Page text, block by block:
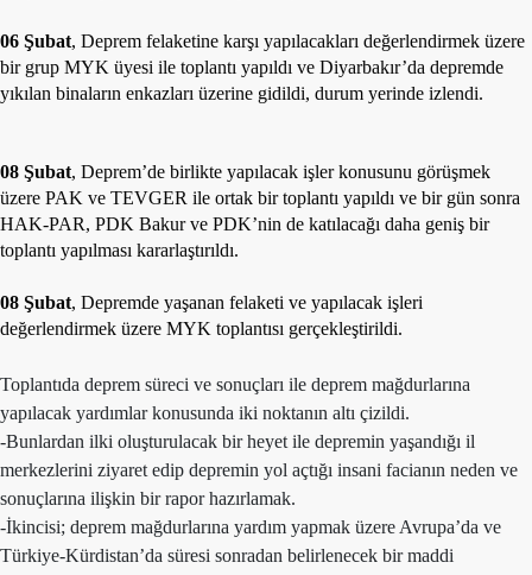
06 Şubat, Deprem felaketine karşı yapılacakları değerlendirmek üzere
bir grup MYK üyesi ile toplantı yapıldı ve Diyarbakır’da depremde
yıkılan binaların enkazları üzerine gidildi, durum yerinde izlendi.
08 Şubat, Deprem’de birlikte yapılacak işler konusunu görüşmek
üzere PAK ve TEVGER ile ortak bir toplantı yapıldı ve bir gün sonra
HAK-PAR, PDK Bakur ve PDK’nin de katılacağı daha geniş bir
toplantı yapılması kararlaştırıldı.
08 Şubat, Depremde yaşanan felaketi ve yapılacak işleri
değerlendirmek üzere MYK toplantısı gerçekleştirildi.
Toplantıda deprem süreci ve sonuçları ile deprem mağdurlarına
yapılacak yardımlar konusunda iki noktanın altı çizildi.
-Bunlardan ilki oluşturulacak bir heyet ile depremin yaşandığı il
merkezlerini ziyaret edip depremin yol açtığı insani facianın neden ve
sonuçlarına ilişkin bir rapor hazırlamak.
-İkincisi; deprem mağdurlarına yardım yapmak üzere Avrupa’da ve
Türkiye-Kürdistan’da süresi sonradan belirlenecek bir maddi